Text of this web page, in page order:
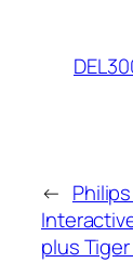
←
plus Tiger